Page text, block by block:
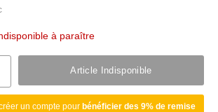
à paraître
Article Indisponible
un compte pour bénéficier des 9% de remise